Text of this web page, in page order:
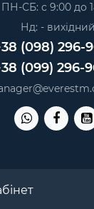
ПН-СБ: с 9:00 до
Нд: - вихідний
(098) 296-
(099) 296-